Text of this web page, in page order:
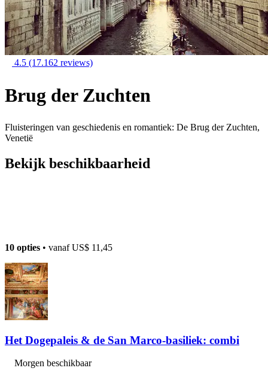
4.5 (17.162 reviews)
Brug der Zuchten
Fluisteringen van geschiedenis en romantiek: De Brug der Zuchten,
Venetië
Bekijk beschikbaarheid
10 opties • vanafUS$ 11,45
Het Dogepaleis & de San Marco-basiliek: combi
Morgen beschikbaar